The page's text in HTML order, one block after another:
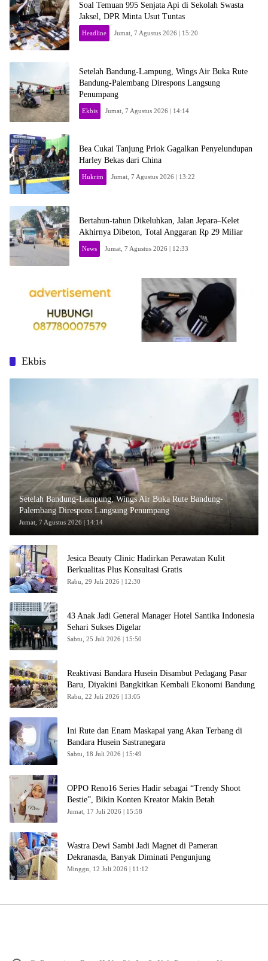
Soal Temuan 995 Senjata Api di Sekolah Swasta
Jaksel, DPR Minta Usut Tuntas
Headline Jumat, 7 Agustus 2026 | 15:20
Setelah Bandung-Lampung, Wings Air Buka Rute
Bandung-Palembang Direspons Langsung
Penumpang
Ekbis Jumat, 7 Agustus 2026 | 14:14
Bea Cukai Tanjung Priok Gagalkan Penyelundupan
Harley Bekas dari China
Hukrim Jumat, 7 Agustus 2026 | 13:22
Bertahun-tahun Dikeluhkan, Jalan Jepara–Kelet
Akhirnya Dibeton, Total Anggaran Rp 29 Miliar
News Jumat, 7 Agustus 2026 | 12:33
Ekbis
Setelah Bandung-Lampung, Wings Air Buka Rute Bandung-
Palembang Direspons Langsung Penumpang
Jumat, 7 Agustus 2026 | 14:14
Jesica Beauty Clinic Hadirkan Perawatan Kulit
Berkualitas Plus Konsultasi Gratis
Rabu, 29 Juli 2026 | 12:30
43 Anak Jadi General Manager Hotel Santika Indonesia
Sehari Sukses Digelar
Sabtu, 25 Juli 2026 | 15:50
Reaktivasi Bandara Husein Disambut Pedagang Pasar
Baru, Diyakini Bangkitkan Kembali Ekonomi Bandung
Rabu, 22 Juli 2026 | 13:05
Ini Rute dan Enam Maskapai yang Akan Terbang di
Bandara Husein Sastranegara
Sabtu, 18 Juli 2026 | 15:49
OPPO Reno16 Series Hadir sebagai “Trendy Shoot
Bestie”, Bikin Konten Kreator Makin Betah
Jumat, 17 Juli 2026 | 15:58
Wastra Dewi Sambi Jadi Magnet di Pameran
Dekranasda, Banyak Diminati Pengunjung
Minggu, 12 Juli 2026 | 11:12